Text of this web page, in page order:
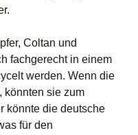
Coltan und
fachgerecht in einem
werden. Wenn die
könnten sie zum
könnte die deutsche
für den